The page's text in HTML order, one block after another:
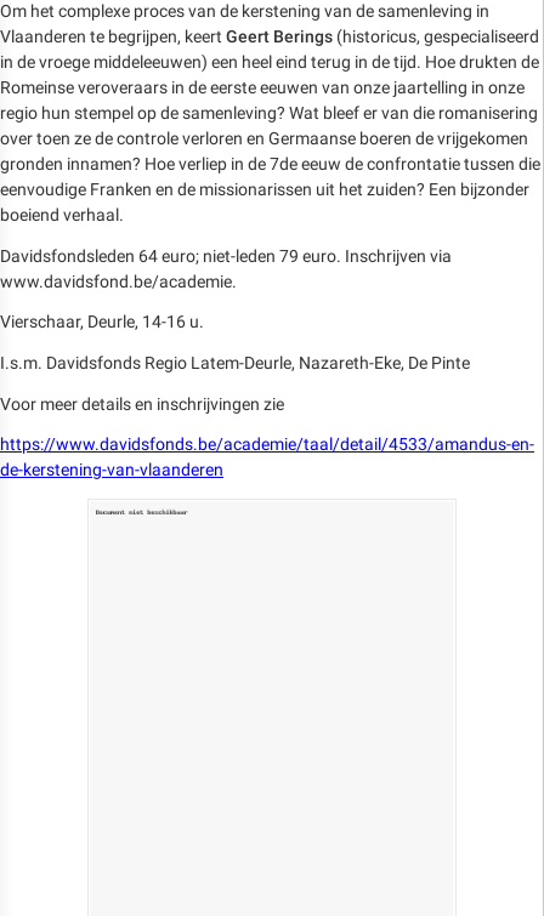
Om het complexe proces van de kerstening van de samenleving in
Vlaanderen te begrijpen, keert Geert Berings (historicus, gespecialiseerd
in de vroege middeleeuwen) een heel eind terug in de tijd. Hoe drukten de
Romeinse veroveraars in de eerste eeuwen van onze jaartelling in onze
regio hun stempel op de samenleving? Wat bleef er van die romanisering
over toen ze de controle verloren en Germaanse boeren de vrijgekomen
gronden innamen? Hoe verliep in de 7de eeuw de confrontatie tussen die
eenvoudige Franken en de missionarissen uit het zuiden? Een bijzonder
boeiend verhaal.
Davidsfondsleden 64 euro; niet-leden 79 euro. Inschrijven via
www.davidsfond.be/academie.
Vierschaar, Deurle, 14-16 u.
I.s.m. Davidsfonds Regio Latem-Deurle, Nazareth-Eke, De Pinte
Voor meer details en inschrijvingen zie
https://www.davidsfonds.be/academie/taal/detail/4533/amandus-en-
de-kerstening-van-vlaanderen